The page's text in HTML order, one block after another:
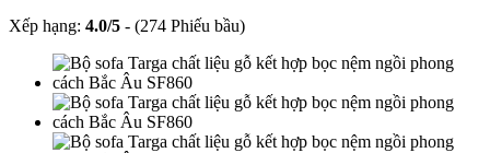
Xếp hạng: 4.0/5 - (274 Phiếu bầu)